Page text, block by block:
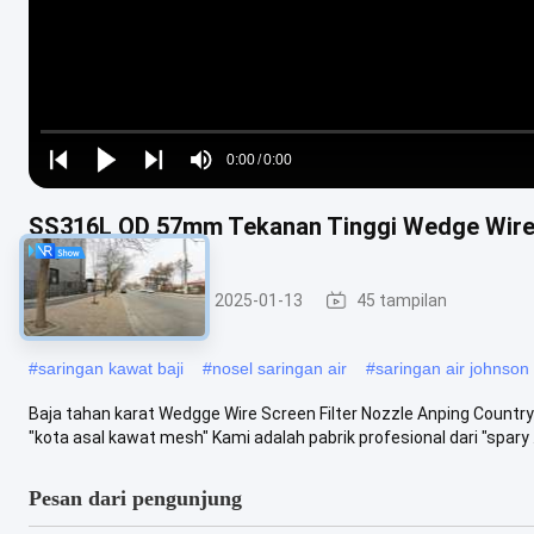
Play
Play
Play
Mute
Time
0:00/0:00
Loaded:
0%
SS316L OD 57mm Tekanan Tinggi Wedge
Nozel Filter Air 2025-01-13 45 tampilan
#saringan kawat baji #nosel saringan air #saringan air johnson
Baja tahan karat Wedgge Wire Screen Filter Nozzle Anping
"kota asal kawat mesh" Kami adalah pabrik profesional dari "spary
Pesan dari pengunjung